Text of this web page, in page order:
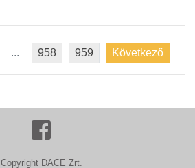
... 958 959 Következő
Copyright DACE Zrt.